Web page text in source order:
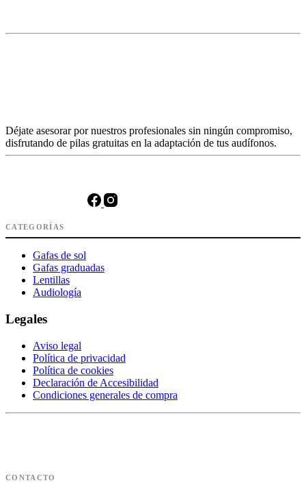
Déjate asesorar por nuestros profesionales sin ningún compromiso,
disfrutando de pilas gratuitas en la adaptación de tus audífonos.
CATEGORÍAS
Gafas de sol
Gafas graduadas
Lentillas
Audiología
Legales
Aviso legal
Política de privacidad
Política de cookies
Declaración de Accesibilidad
Condiciones generales de compra
CONTACTO